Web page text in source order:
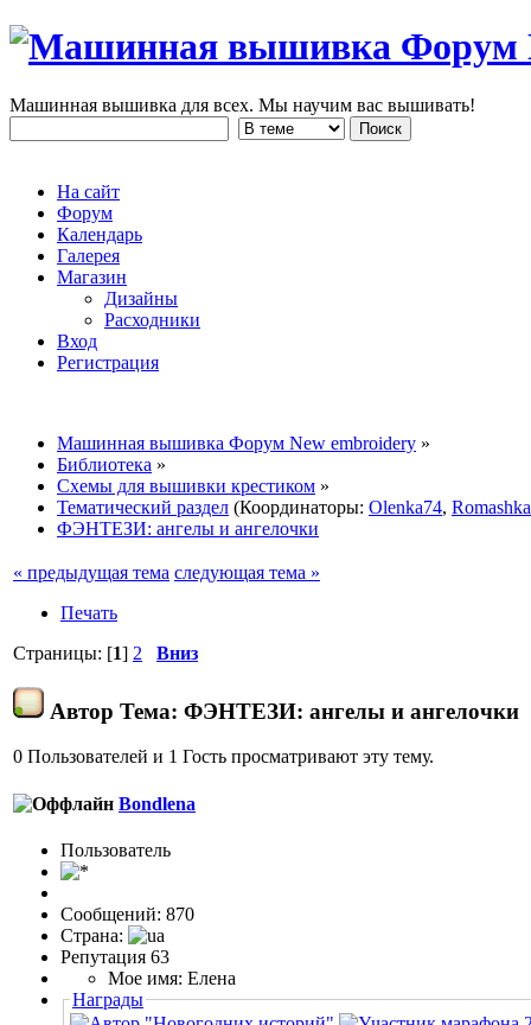
Машинная вышивка для всех. Мы научим вас вышивать!
На сайт
Форум
Календарь
Галерея
Магазин
Дизайны
Расходники
Вход
Регистрация
Машинная вышивка Форум New embroidery »
Библиотека »
Схемы для вышивки крестиком »
Тематический раздел (Координаторы: Olenka74, Romashka
ФЭНТЕЗИ: ангелы и ангелочки
« предыдущая тема следующая тема »
Печать
Страницы: [1] 2 Вниз
Автор Тема: ФЭНТЕЗИ: ангелы и ангелочки
0 Пользователей и 1 Гость просматривают эту тему.
Bondlena
Пользовaтeль
Сообщений: 870
Страна:
Репутация 63
Мое имя: Елена
Награды